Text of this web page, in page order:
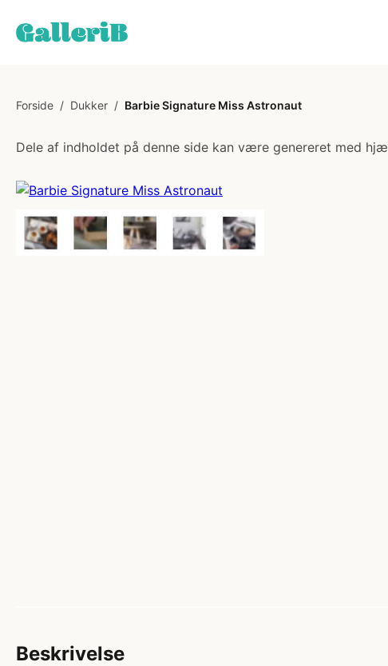
Forside / Dukker / Barbie Signature Miss Astronaut
Dele af indholdet på denne side kan være genereret med
Beskrivelse